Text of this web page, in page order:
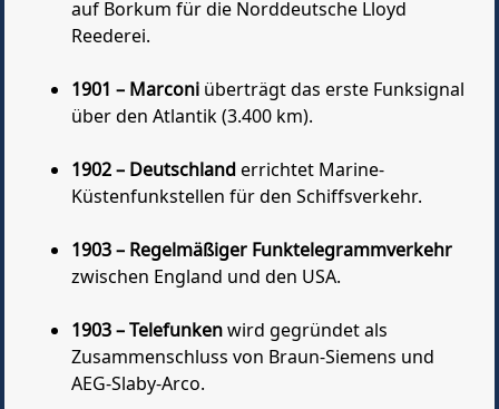
auf Borkum für die Norddeutsche Lloyd
Reederei.
1901 – Marconi überträgt das erste Funksignal
über den Atlantik (3.400 km).
1902 – Deutschlanderrichtet Marine-
Küstenfunkstellen für den Schiffsverkehr.
1903 – Regelmäßiger Funktelegrammverkehr
zwischen England und den USA.
1903 – Telefunkenwird gegründet als
Zusammenschluss von Braun-Siemens und
AEG-Slaby-Arco.